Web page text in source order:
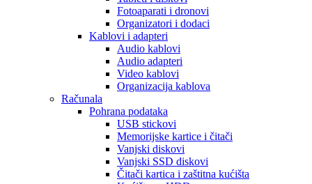
Fotoaparati i dronovi
Organizatori i dodaci
Kablovi i adapteri
Audio kablovi
Audio adapteri
Video kablovi
Organizacija kablova
Računala
Pohrana podataka
USB stickovi
Memorijske kartice i čitači
Vanjski diskovi
Vanjski SSD diskovi
Čitači kartica i zaštitna kućišta